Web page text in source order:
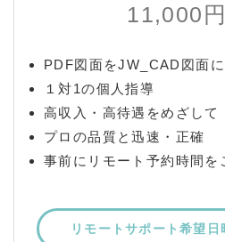
11,000
PDF図面をJW_CAD図面
１対1の個人指導
高収入・高待遇をめざして
プロの品質と迅速・正確
事前にリモート予約時間を
リモートサポート希望